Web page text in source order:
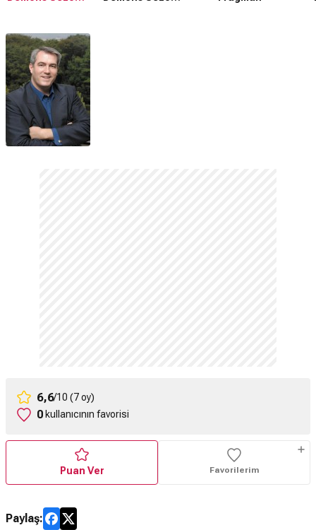
6,6/10 (7 oy)
0 kullanıcının favorisi
Puan Ver Favorilerim
Paylaş: